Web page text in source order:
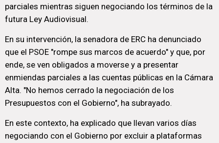
parciales mientras siguen negociando los términos de la
futura Ley Audiovisual.
En su intervención, la senadora de ERC ha denunciado
que el PSOE "rompe sus marcos de acuerdo" y que, por
ende, se ven obligados a moverse y a presentar
enmiendas parciales a las cuentas públicas en la Cámara
Alta. "No hemos cerrado la negociación de los
Presupuestos con el Gobierno", ha subrayado.
En este contexto, ha explicado que llevan varios días
negociando con el Gobierno por excluir a plataformas